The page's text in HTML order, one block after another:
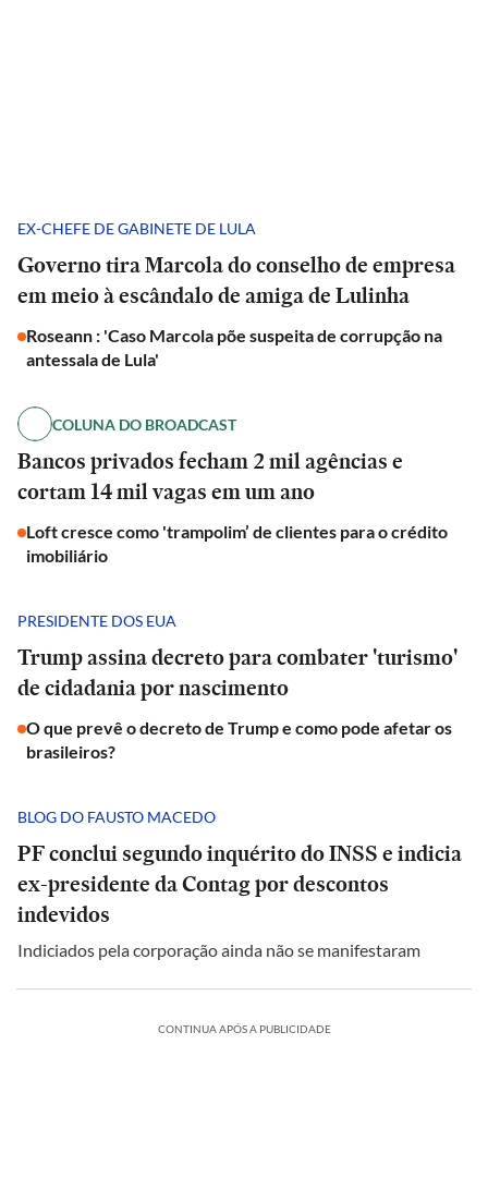
EX-CHEFE DE GABINETE DE LULA
Governo tira Marcola do conselho de empresa
em meio à escândalo de amiga de Lulinha
Roseann : 'Caso Marcola põe suspeita de corrupção na
antessala de Lula'
COLUNA DO BROADCAST
Bancos privados fecham 2 mil agências e
cortam 14 mil vagas em um ano
Loft cresce como 'trampolim’ de clientes para o crédito
imobiliário
PRESIDENTE DOS EUA
Trump assina decreto para combater 'turismo'
de cidadania por nascimento
O que prevê o decreto de Trump e como pode afetar os
brasileiros?
BLOG DO FAUSTO MACEDO
PF conclui segundo inquérito do INSS e indicia
ex-presidente da Contag por descontos
indevidos
Indiciados pela corporação ainda não se manifestaram
CONTINUA APÓS A PUBLICIDADE